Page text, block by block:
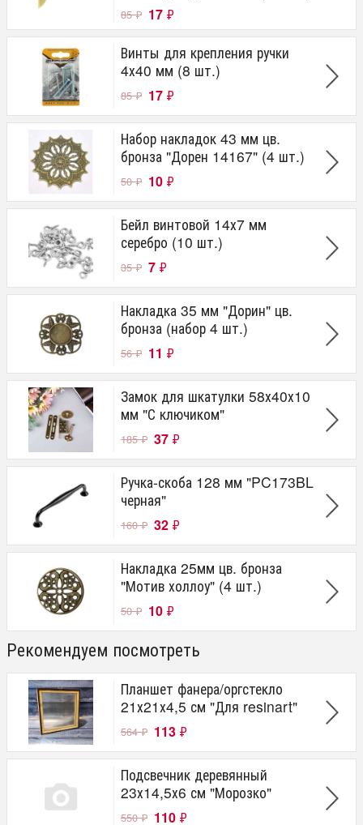
85₽ 17 ₽
Винты для крепления ручки
4х40 мм (8 шт.)
85₽ 17 ₽
Набор накладок 43 мм цв.
бронза "Дорен 14167" (4 шт.)
50₽ 10 ₽
Бейл винтовой 14х7 мм
серебро (10 шт.)
35₽ 7 ₽
Накладка 35 мм "Дорин" цв.
бронза (набор 4 шт.)
56₽ 11 ₽
Замок для шкатулки 58х40х10
мм "С ключиком"
185₽ 37 ₽
Ручка-скоба 128 мм "PC173BL
черная"
160₽ 32 ₽
Накладка 25мм цв. бронза
"Мотив холлоу" (4 шт.)
50₽ 10 ₽
Рекомендуем посмотреть
Планшет фанера/оргстекло
21х21х4,5 см "Для resinart"
564₽ 113 ₽
Подсвечник деревянный
23х14,5х6 см "Морозко"
550₽ 110 ₽